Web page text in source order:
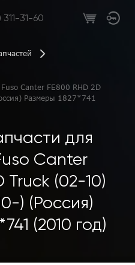
311-31-60
Canter FE800 RHD 2D
Размеры 1827*741
для
Canter
Truck (02-10)
) (Россия)
(2010 год)